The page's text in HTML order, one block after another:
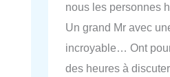
nous les personnes
Un grand Mr avec
incroyable… Ont
des heures à